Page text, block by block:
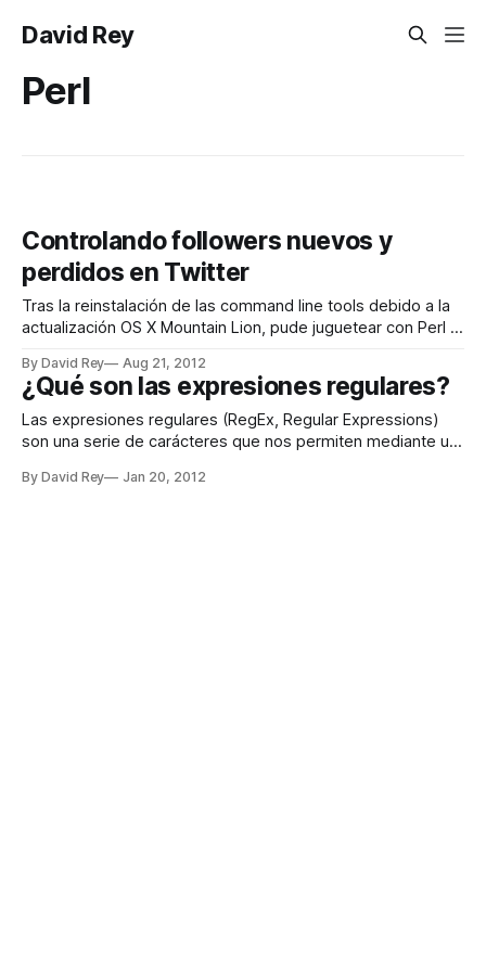
David Rey
Perl
Controlando followers nuevos y
perdidos en Twitter
Tras la reinstalación de las command line tools debido a la
actualización OS X Mountain Lion, pude juguetear con Perl y
hacer no me ví afectado por las modificaciones de la API de
Twitter versión 1.1. Net::Twitter
By David Rey Aug 21, 2012
¿Qué son las expresiones regulares?
Las expresiones regulares (RegEx, Regular Expressions)
son una serie de carácteres que nos permiten mediante un
reemplazar o reorganizar la información. Es muy probable
By David Rey Jan 20, 2012